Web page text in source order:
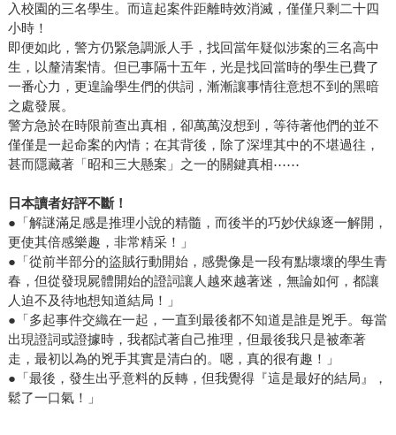
入校園的三名學生。而這起案件距離時效消滅，僅僅只剩二十四
小時！
即便如此，警方仍緊急調派人手，找回當年疑似涉案的三名高中
生，以釐清案情。但已事隔十五年，光是找回當時的學生已費了
一番心力，更遑論學生們的供詞，漸漸讓事情往意想不到的黑暗
之處發展。
警方急於在時限前查出真相，卻萬萬沒想到，等待著他們的並不
僅僅是一起命案的內情；在其背後，除了深埋其中的不堪過往，
甚而隱藏著「昭和三大懸案」之一的關鍵真相⋯⋯
日本讀者好評不斷！
●「解謎滿足感是推理小說的精髓，而後半的巧妙伏線逐一解開，
更使其倍感樂趣，非常精采！」
●「從前半部分的盜賊行動開始，感覺像是一段有點壞壞的學生青
春，但從發現屍體開始的證詞讓人越來越著迷，無論如何，都讓
人迫不及待地想知道結局！」
●「多起事件交織在一起，一直到最後都不知道是誰是兇手。每當
出現證詞或證據時，我都試著自己推理，但最後我只是被牽著
走，最初以為的兇手其實是清白的。嗯，真的很有趣！」
●「最後，發生出乎意料的反轉，但我覺得『這是最好的結局』，
鬆了一口氣！」